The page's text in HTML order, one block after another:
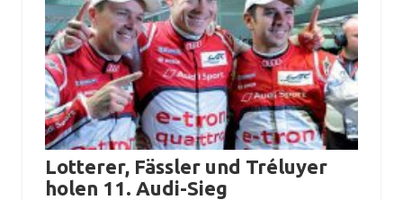
Lotterer, Fässler und Tréluyer
holen 11. Audi-Sieg